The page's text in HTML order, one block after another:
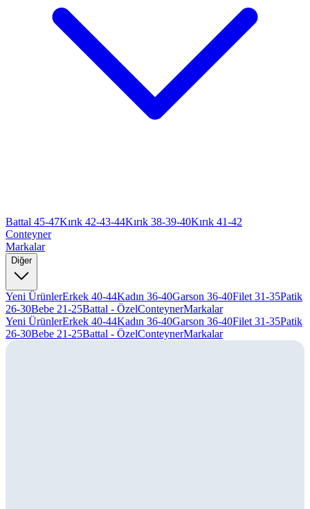
Battal 45-47Kırık 42-43-44Kırık 38-39-40Kırık 41-42
Conteyner
Markalar
Diğer
Yeni ÜrünlerErkek 40-44Kadın 36-40Garson 36-40Filet 31-35Patik
26-30Bebe 21-25Battal - ÖzelConteynerMarkalar
Yeni ÜrünlerErkek 40-44Kadın 36-40Garson 36-40Filet 31-35Patik
26-30Bebe 21-25Battal - ÖzelConteynerMarkalar